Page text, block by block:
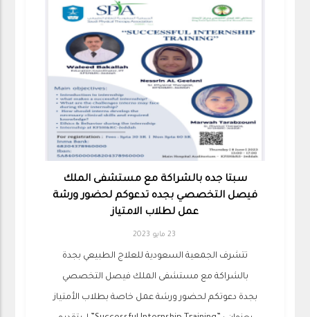
سبتا جده بالشراكة مع مستشفى الملك
فيصل التخصصي بجده تدعوكم لحضور ورشة
عمل لطلاب الامتياز
23 مايو 2023
تتشرف الجمعية السعودية للعلاج الطبيعي بجدة
بالشراكة مع مستشفى الملك فيصل التخصصي
بجدة ‏دعوتكم لحضور ورشة عمل خاصة بطلاب الأمتياز